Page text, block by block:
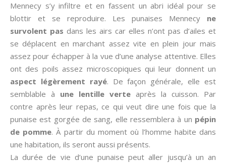
Mennecy s’y infiltre et en fassent un abri idéal pour se
blottir et se reproduire. Les punaises Mennecy ne
survolent pas dans les airs car elles n’ont pas d’ailes et
se déplacent en marchant assez vite en plein jour mais
assez pour échapper à la vue d’une analyse attentive. Elles
ont des poils assez microscopiques qui leur donnent un
aspect légèrement rayé. De façon générale, elle est
semblable à une lentille verte après la cuisson. Par
contre après leur repas, ce qui veut dire une fois que la
punaise est gorgée de sang, elle ressemblera à un pépin
de pomme. À partir du moment où l’homme habite dans
une habitation, ils seront aussi présents.
La durée de vie d’une punaise peut aller jusqu’à un an